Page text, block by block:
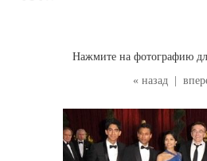
« назад
Нажмите на фотографию